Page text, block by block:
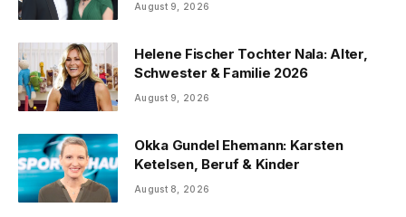
August 9, 2026
Helene Fischer Tochter Nala: Alter,
Schwester & Familie 2026
August 9, 2026
Okka Gundel Ehemann: Karsten
Ketelsen, Beruf & Kinder
August 8, 2026